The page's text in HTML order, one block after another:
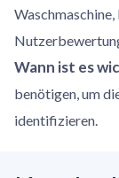
Wann ist es
benötigen, um
identifizieren.